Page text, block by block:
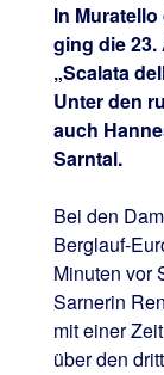
In
ging die
„Scalata
Unter den
auch
Sarntal.
Bei den
Berglauf-
Minuten vor
Sarnerin
mit einer
über den